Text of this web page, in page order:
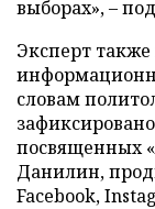
выборах», –
Эксперт
словам
посвященных
Данилин,
Facebook,